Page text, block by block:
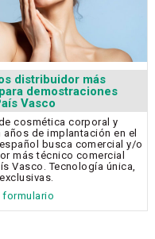
distribuidor más
demostraciones
Vasco
cosmética corporal y
de implantación en el
busca comercial y/o
más técnico comercial
Vasco. Tecnología única,
formulario